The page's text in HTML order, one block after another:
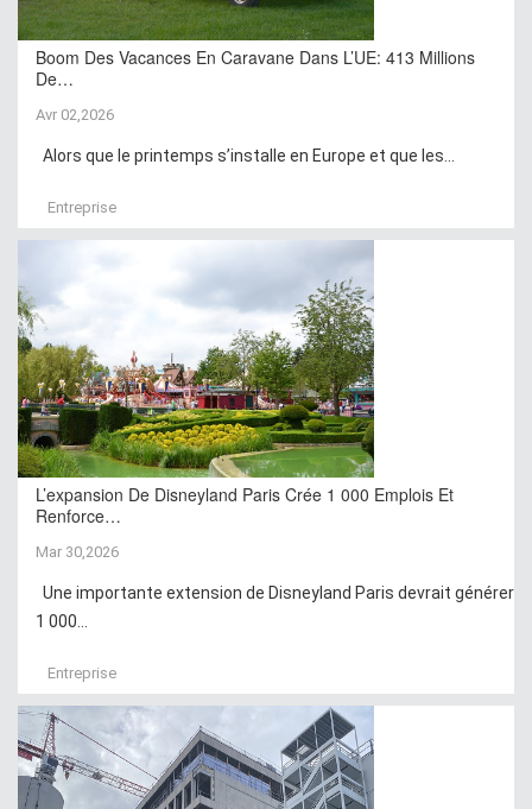
Boom Des Vacances En Caravane Dans L’UE: 413 Millions
De…
Avr 02,2026
Alors que le printemps s’installe en Europe et que les...
Entreprise
L’expansion De Disneyland Paris Crée 1 000 Emplois Et
Renforce…
Mar 30,2026
Une importante extension de Disneyland Paris devrait générer
1 000...
Entreprise